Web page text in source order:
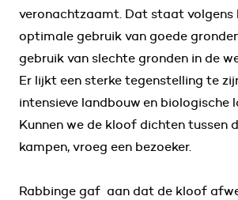
veronachtzaamt. Dat staat volgens
optimale gebruik van goede
gebruik van slechte gronden in de
Er lijkt een sterke tegenstelling te
intensieve landbouw en biologische
Kunnen we de kloof dichten tussen
kampen, vroeg een bezoeker.
Rabbinge gaf aan dat de kloof